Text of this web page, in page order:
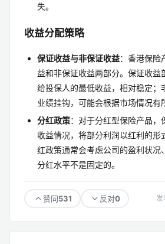
失。
收益分配策略
保证收益与非保证收益：香港保险
益和非保证收益两部分。保证收益
给投保人的最低收益，相对稳定；
业绩挂钩，可能会根据市场情况有
分红政策：对于分红型保险产品，
收益情况，将部分利润以红利的形
红政策通常会考虑公司的盈利状况
分红水平不是固定的。
赞同531 反对0 发